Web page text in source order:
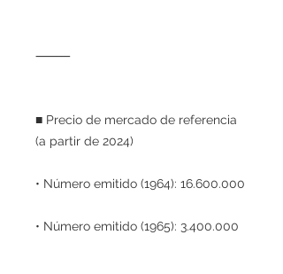
⸻
■ Precio de mercado de referencia
(a partir de 2024)
• Número emitido (1964): 16.600.000
• Número emitido (1965): 3.400.000